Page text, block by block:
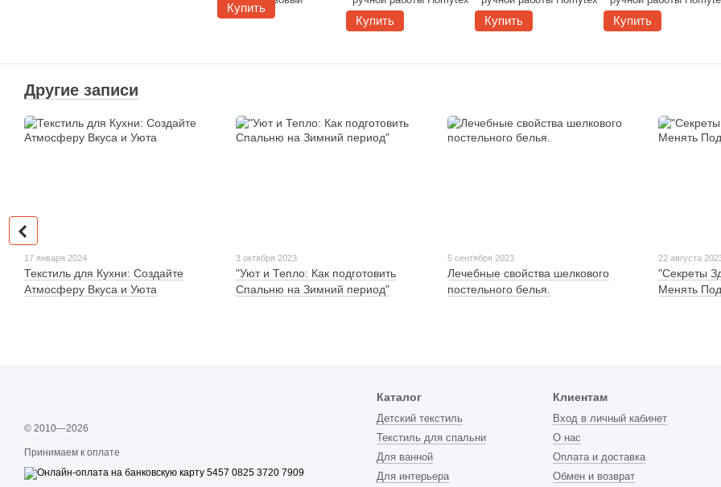
Купить
Купить Купить Купить
Другие записи
17 января 2024
Текстиль для Кухни: Создайте
Атмосферу Вкуса и Уюта
3 октября 2023
"Уют и Тепло: Как подготовить
Спальню на Зимний период"
5 сентября 2023
Лечебные свойства шелкового
постельного белья.
22 августа
"Секреты
Менять
© 2010—2026
Принимаем к оплате
Каталог
Детский текстиль
Текстиль для спальни
Для ванной
Для интерьера
Клиентам
Вход в личный кабинет
О нас
Оплата и доставка
Обмен и возврат